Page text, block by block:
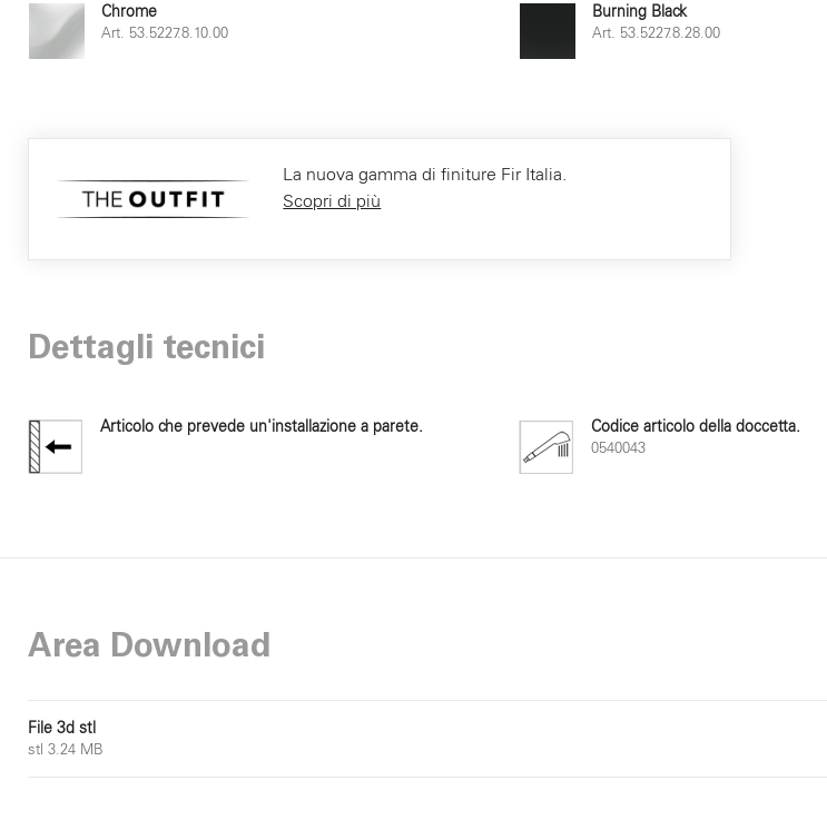
Chrome
Art. 53.5227.8.10.00
Burning Black
Art. 53.5227.8.28.00
La nuova gamma di finiture Fir Italia.
Scopri di più
Dettagli tecnici
Articolo che prevede un'installazione a parete. Codice articolo della doccetta.
0540043
Area Download
File 3d stl
stl 3.24 MB